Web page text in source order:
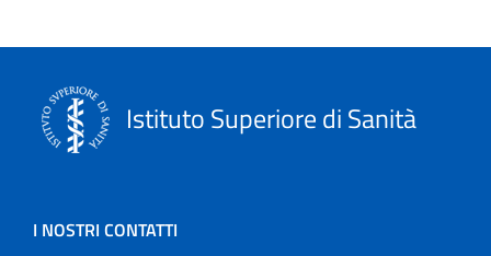
Istituto Superiore di Sanità
I NOSTRI CONTATTI